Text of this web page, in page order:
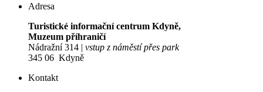
Adresa
Turistické informační centrum Kdyně,
Muzeum příhraničí
Nádražní 314 | vstup z náměstí přes park
345 06 Kdyně
Kontakt